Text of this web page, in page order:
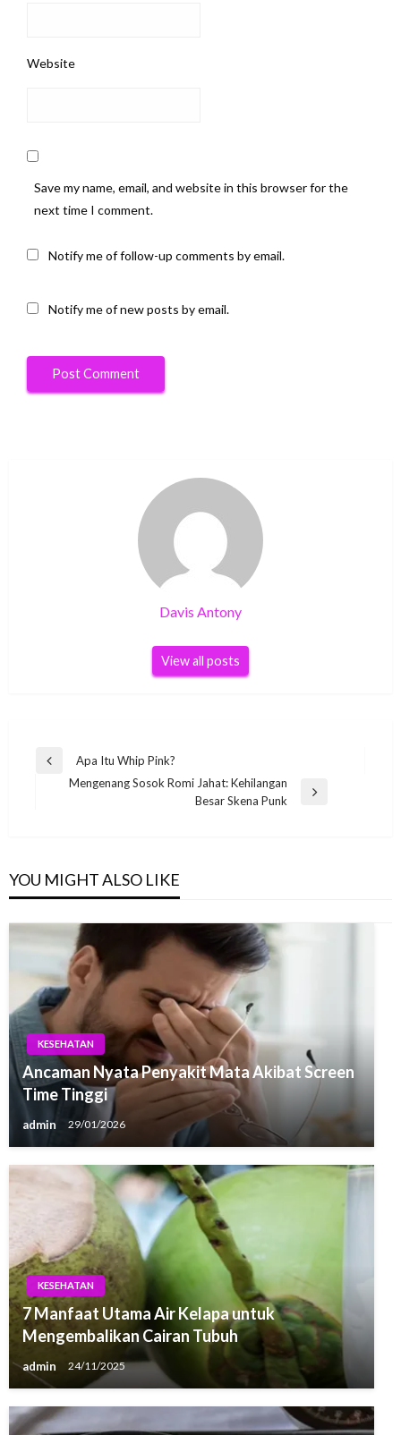
Website
Save my name, email, and website in this browser for the
next time I comment.
Notify me of follow-up comments by email.
Notify me of new posts by email.
Davis Antony
View all posts
Post
navigation
Previous
Apa Itu Whip Pink?
Mengenang Sosok Romi Jahat: Kehilangan
Besar Skena Punk
YOU MIGHT ALSO LIKE
KESEHATAN
Ancaman Nyata Penyakit Mata Akibat Screen
Time Tinggi
admin 29/01/2026
KESEHATAN
7 Manfaat Utama Air Kelapa untuk
Mengembalikan Cairan Tubuh
admin 24/11/2025